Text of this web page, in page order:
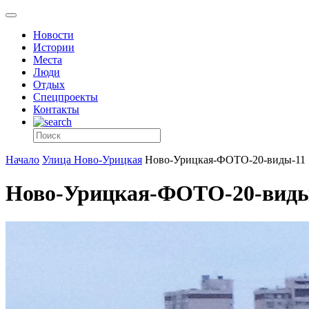
Новости
Истории
Места
Люди
Отдых
Спецпроекты
Контакты
Начало Улица Ново-Урицкая Ново-Урицкая-ФОТО-20-виды-11
Ново-Урицкая-ФОТО-20-